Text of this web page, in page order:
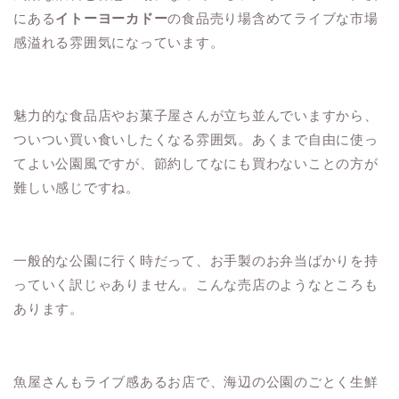
にあるイトーヨーカドーの食品売り場含めてライブな市場
感溢れる雰囲気になっています。
魅力的な食品店やお菓子屋さんが立ち並んでいますから、
ついつい買い食いしたくなる雰囲気。あくまで自由に使っ
てよい公園風ですが、節約してなにも買わないことの方が
難しい感じですね。
一般的な公園に行く時だって、お手製のお弁当ばかりを持
っていく訳じゃありません。こんな売店のようなところも
あります。
魚屋さんもライブ感あるお店で、海辺の公園のごとく生鮮